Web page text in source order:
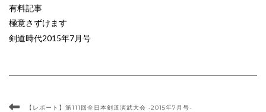
有料記事
極意さずけます
剣道時代2015年7月号
【レポート】第111回全日本剣道演武大会 ‐2015年7月号-